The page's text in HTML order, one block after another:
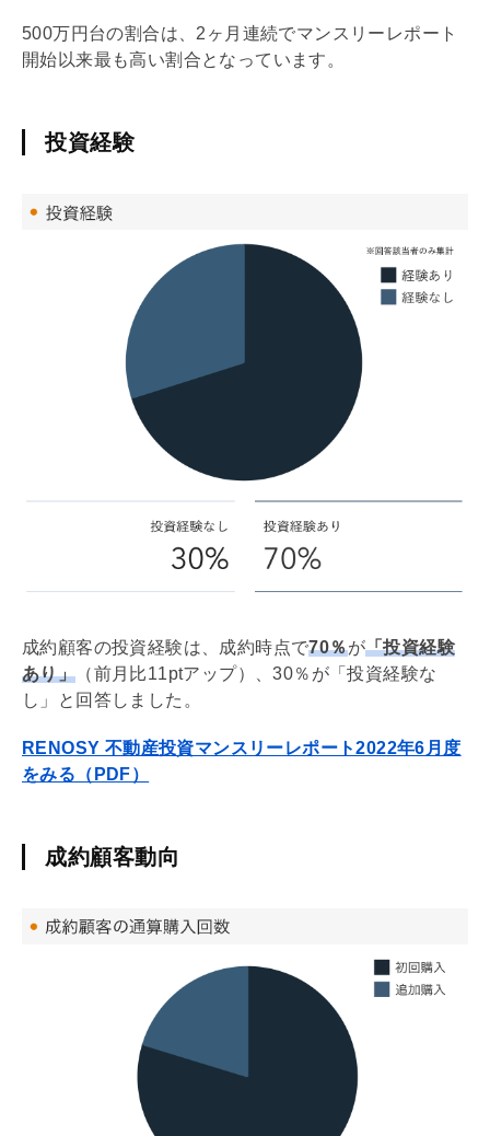
500万円台の割合は、2ヶ月連続でマンスリーレポート
開始以来最も高い割合となっています。
投資経験
成約顧客の投資経験は、成約時点で70％が「投資経験
あり」 （前月比11ptアップ）、30％が「投資経験な
し」と回答しました。
RENOSY 不動産投資マンスリーレポート2022年6月度
をみる（PDF）
成約顧客動向